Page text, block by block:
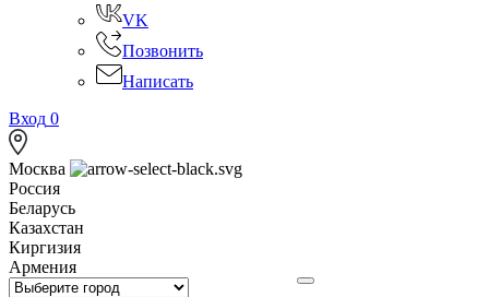
VK
Позвонить
Написать
Вход 0
Москва
Россия
Беларусь
Казахстан
Киргизия
Армения